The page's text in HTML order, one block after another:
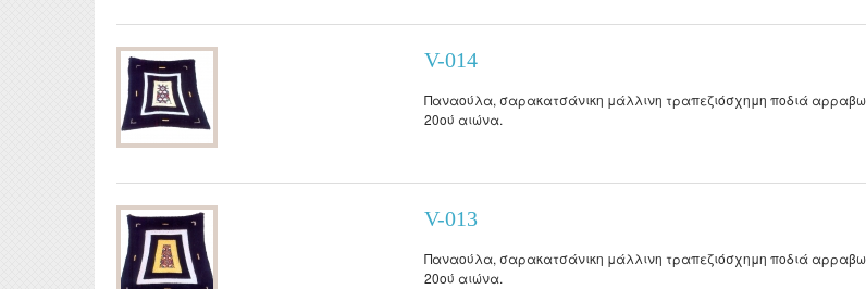
V-014
Παναούλα, σαρακατσάνικη μάλλινη τραπεζιόσχημη ποδιά
20ού αιώνα.
V-013
Παναούλα, σαρακατσάνικη μάλλινη τραπεζιόσχημη ποδιά
20ού αιώνα.